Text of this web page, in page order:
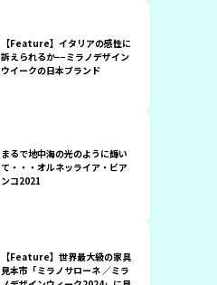
【Feature】イタリアの感性に
訴えられるか−−ミラノデザイン
ウイークの日本ブランド
まるで地中海の光のように輝い
て・・・オルネッライア・ビア
ンコ2021
【Feature】世界最大級の家具
見本市「ミラノサローネ ／ミラ